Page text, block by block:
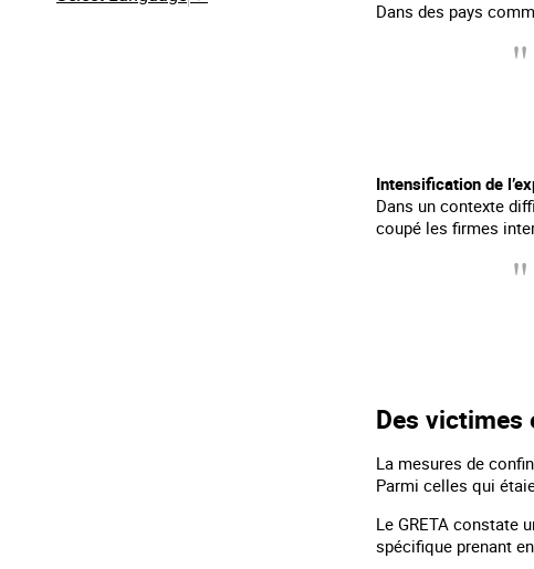
Dans des pays
Intensification de
Dans un contexte
coupé les firmes
Des victimes
La mesures de
Parmi celles qui
Le GRETA constate
spécifique prenant